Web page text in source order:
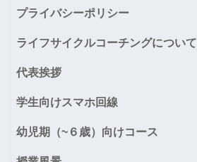
プライバシーポリシー
ライフサイクルコーチングについて
代表挨拶
学生向けスマホ回線
幼児期（~６歳）向けコース